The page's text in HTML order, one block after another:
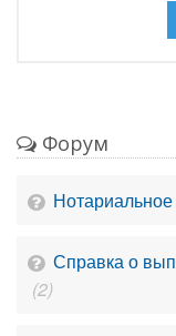
Форум
Нотариальное
Справка о
(2)